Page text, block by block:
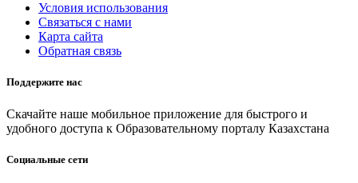
Условия использования
Связаться с нами
Карта сайта
Обратная связь
Поддержите нас
Скачайте наше мобильное приложение для быстрого и
удобного доступа к Образовательному порталу Казахстана
Социальные сети